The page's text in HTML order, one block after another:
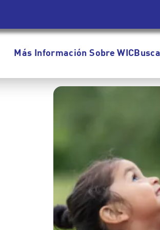
Más Información Sobre WIC